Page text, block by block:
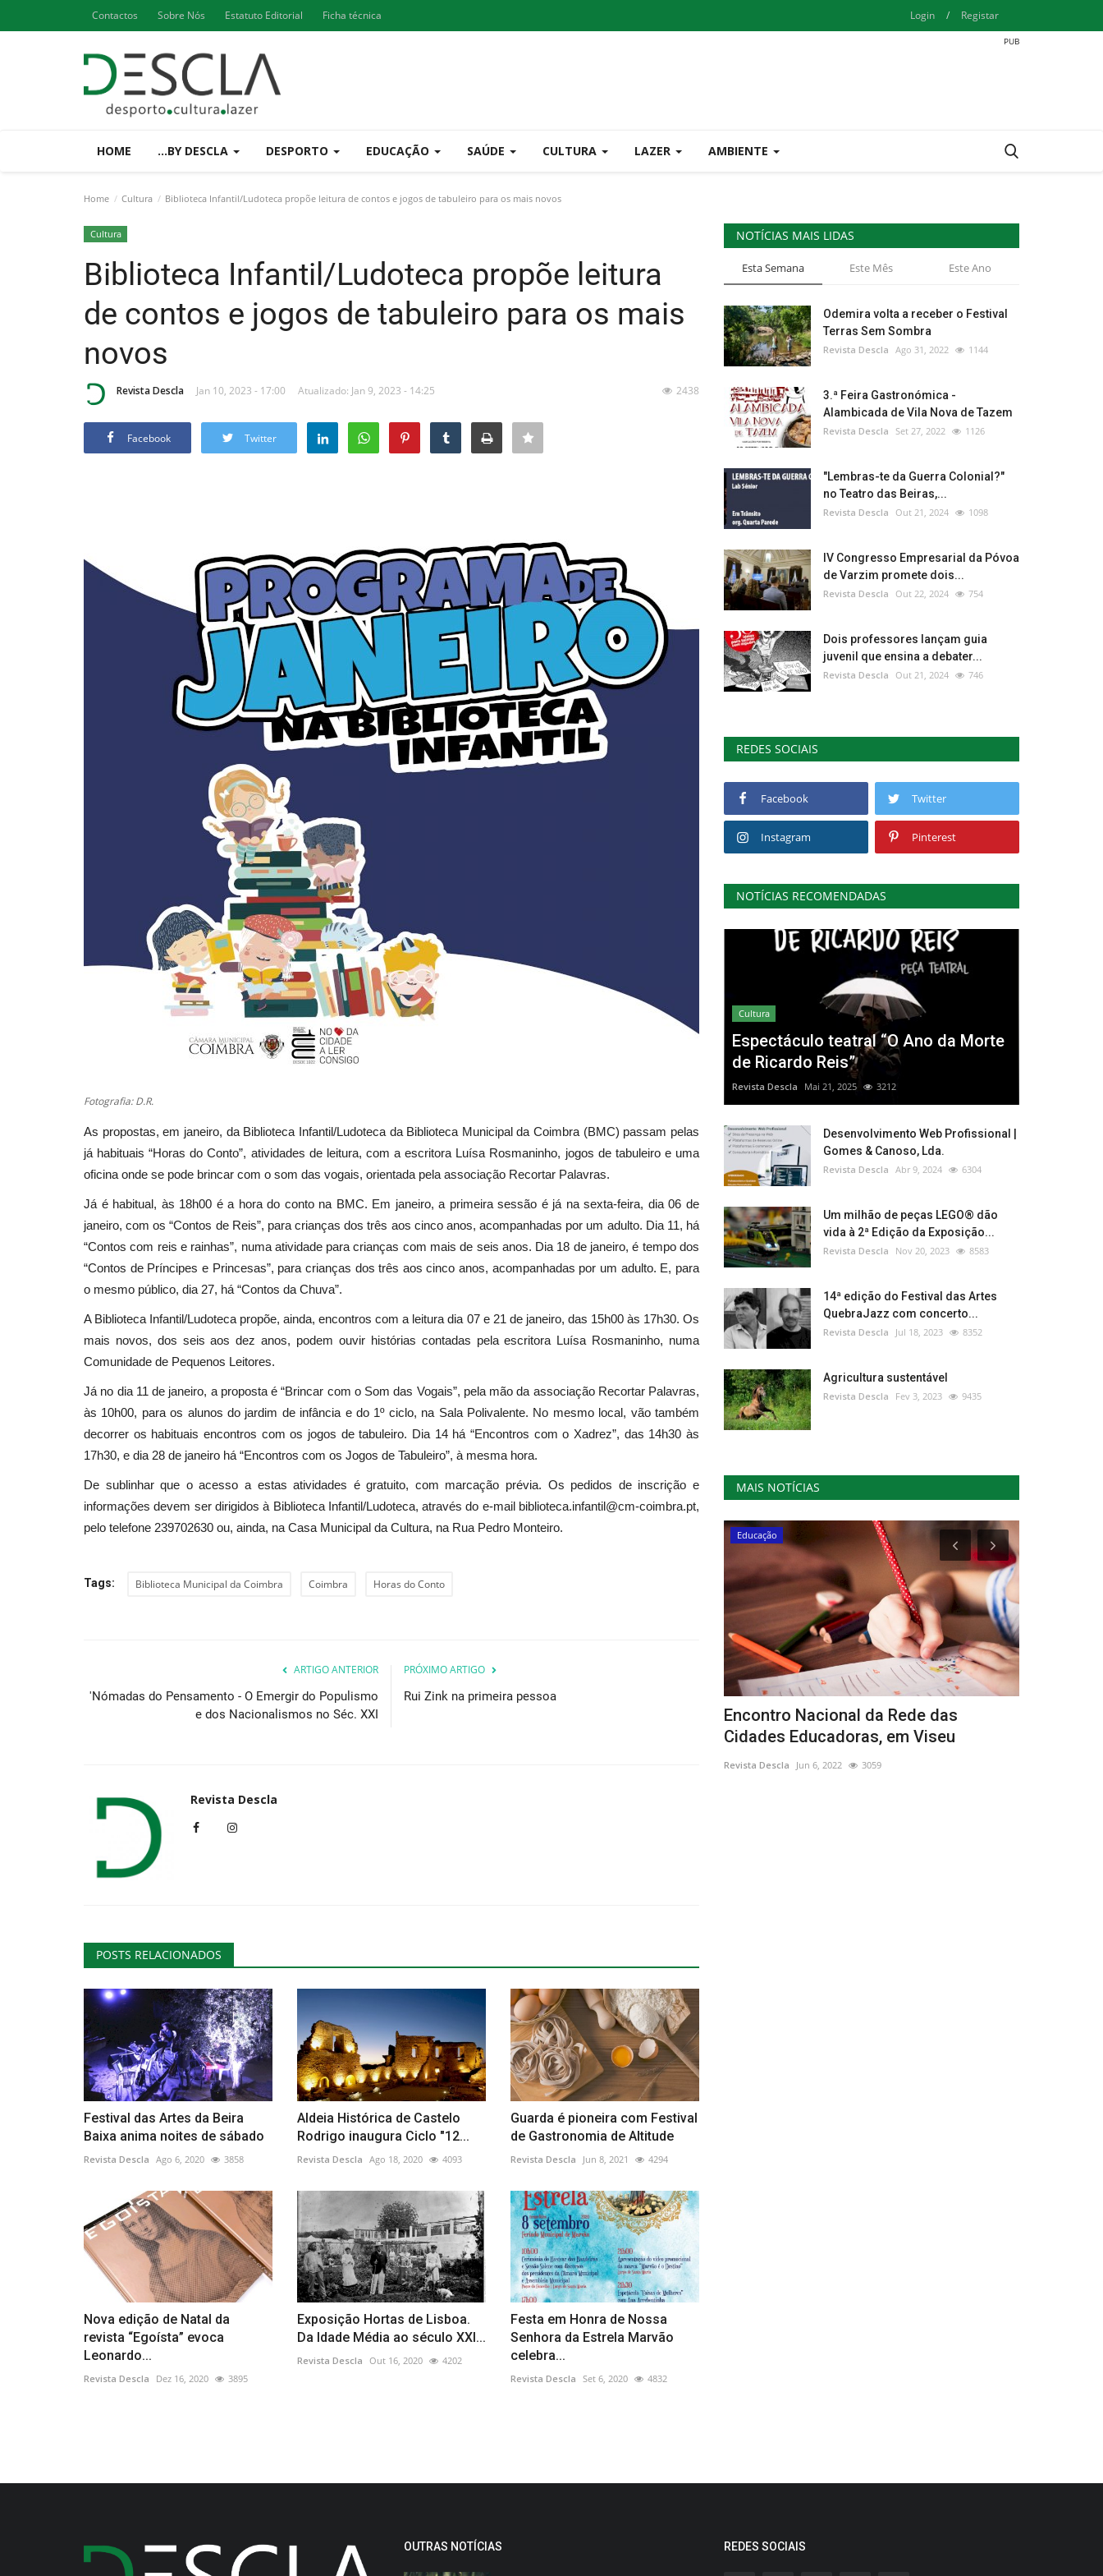
Contactos Sobre Nós Estatuto Editorial Ficha técnica Login / Registar
HOME ...BY DESCLA DESPORTO EDUCAÇÃO SAÚDE CULTURA LAZER AMBIENTE
Home Cultura Biblioteca Infantil/Ludoteca propõe leitura de contos e jogos de tabuleiro para os mais novos
Cultura
Biblioteca Infantil/Ludoteca propõe leitura
de contos e jogos de tabuleiro para os mais
novos
Revista Descla Jan 10, 2023 - 17:00 Atualizado: Jan 9, 2023 - 14:25 2438
Facebook Twitter
Fotografia: D.R.
As propostas, em janeiro, da Biblioteca Infantil/Ludoteca da Biblioteca Municipal da Coimbra (BMC) passam pelas
já habituais “Horas do Conto”, atividades de leitura, com a escritora Luísa Rosmaninho, jogos de tabuleiro e uma
oficina onde se pode brincar com o som das vogais, orientada pela associação Recortar Palavras.
Já é habitual, às 18h00 é a hora do conto na BMC. Em janeiro, a primeira sessão é já na sexta-feira, dia 06 de
janeiro, com os “Contos de Reis”, para crianças dos três aos cinco anos, acompanhadas por um adulto. Dia 11, há
“Contos com reis e rainhas”, numa atividade para crianças com mais de seis anos. Dia 18 de janeiro, é tempo dos
“Contos de Príncipes e Princesas”, para crianças dos três aos cinco anos, acompanhadas por um adulto. E, para
o mesmo público, dia 27, há “Contos da Chuva”.
A Biblioteca Infantil/Ludoteca propõe, ainda, encontros com a leitura dia 07 e 21 de janeiro, das 15h00 às 17h30. Os
mais novos, dos seis aos dez anos, podem ouvir histórias contadas pela escritora Luísa Rosmaninho, numa
Comunidade de Pequenos Leitores.
Já no dia 11 de janeiro, a proposta é “Brincar com o Som das Vogais”, pela mão da associação Recortar Palavras,
às 10h00, para os alunos do jardim de infância e do 1º ciclo, na Sala Polivalente. No mesmo local, vão também
decorrer os habituais encontros com os jogos de tabuleiro. Dia 14 há “Encontros com o Xadrez”, das 14h30 às
17h30, e dia 28 de janeiro há “Encontros com os Jogos de Tabuleiro”, à mesma hora.
De sublinhar que o acesso a estas atividades é gratuito, com marcação prévia. Os pedidos de inscrição e
informações devem ser dirigidos à Biblioteca Infantil/Ludoteca, através do e-mail biblioteca.infantil@cm-coimbra.pt,
pelo telefone 239702630 ou, ainda, na Casa Municipal da Cultura, na Rua Pedro Monteiro.
Tags: Biblioteca Municipal da Coimbra Coimbra Horas do Conto
ARTIGO ANTERIOR
'Nómadas do Pensamento - O Emergir do Populismo
e dos Nacionalismos no Séc. XXI
PRÓXIMO ARTIGO
Rui Zink na primeira pessoa
Revista Descla
POSTS RELACIONADOS
Festival das Artes da Beira
Baixa anima noites de sábado
Revista Descla Ago 6, 2020 3858
Aldeia Histórica de Castelo
Rodrigo inaugura Ciclo "12...
Revista Descla Ago 18, 2020 4093
Guarda é pioneira com Festival
de Gastronomia de Altitude
Revista Descla Jun 8, 2021 4294
Nova edição de Natal da
revista “Egoísta” evoca
Leonardo...
Revista Descla Dez 16, 2020 3895
Exposição Hortas de Lisboa.
Da Idade Média ao século XXI...
Revista Descla Out 16, 2020 4202
Festa em Honra de Nossa
Senhora da Estrela Marvão
celebra...
Revista Descla Set 6, 2020 4832
NOTÍCIAS MAIS LIDAS
Esta Semana Este Mês Este Ano
Odemira volta a receber o Festival
Terras Sem Sombra
Revista Descla Ago 31, 2022 1144
3.ª Feira Gastronómica -
Alambicada de Vila Nova de Tazem
Revista Descla Set 27, 2022 1126
"Lembras-te da Guerra Colonial?"
no Teatro das Beiras,...
Revista Descla Out 21, 2024 1098
IV Congresso Empresarial da Póvoa
de Varzim promete dois...
Revista Descla Out 22, 2024 754
Dois professores lançam guia
juvenil que ensina a debater...
Revista Descla Out 21, 2024 746
REDES SOCIAIS
Facebook Twitter
Instagram Pinterest
NOTÍCIAS RECOMENDADAS
Cultura
Espectáculo teatral “O Ano da Morte
de Ricardo Reis”
Revista Descla Mai 21, 2025 3212
Desenvolvimento Web Profissional |
Gomes & Canoso, Lda.
Revista Descla Abr 9, 2024 6304
Um milhão de peças LEGO® dão
vida à 2ª Edição da Exposição...
Revista Descla Nov 20, 2023 8583
14ª edição do Festival das Artes
QuebraJazz com concerto...
Revista Descla Jul 18, 2023 8352
Agricultura sustentável
Revista Descla Fev 3, 2023 9435
MAIS NOTÍCIAS
Educação
Universidade Europeia co-organiza 1ª
Cultura Educação
Encontro Nacional da Rede das
Cidades Educadoras, em Viseu
Revista Descla Jun 6, 2022 3059
OUTRAS NOTÍCIAS REDES SOCIAIS